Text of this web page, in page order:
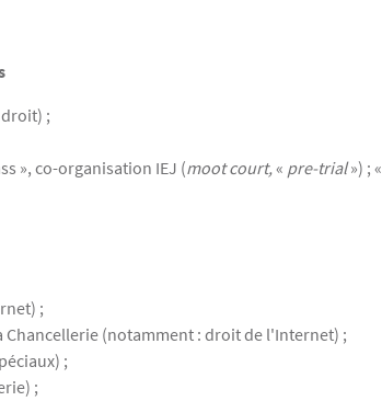
;
», co-organisation IEJ (moot court,« pre-trial») ; «
;
(notamment : droit de l'Internet) ;
;
;